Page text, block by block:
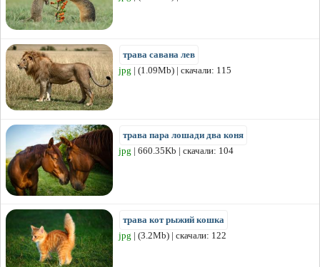
трава савана лев
jpg | (1.09Mb) | скачали: 115
трава пара лошади два коня
jpg | 660.35Kb | скачали: 104
трава кот рыжий кошка
jpg | (3.2Mb) | скачали: 122